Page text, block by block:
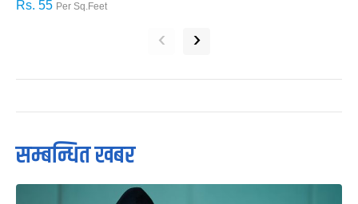
Rs. 55 Per Sq.Feet
‹ ›
सम्बन्धित खबर